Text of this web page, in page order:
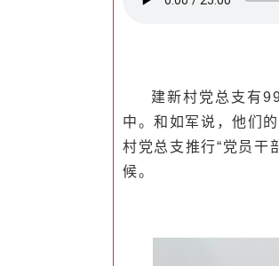
建新村党总支有
中。和如军说，他们
村党总支推行“党员干
候。